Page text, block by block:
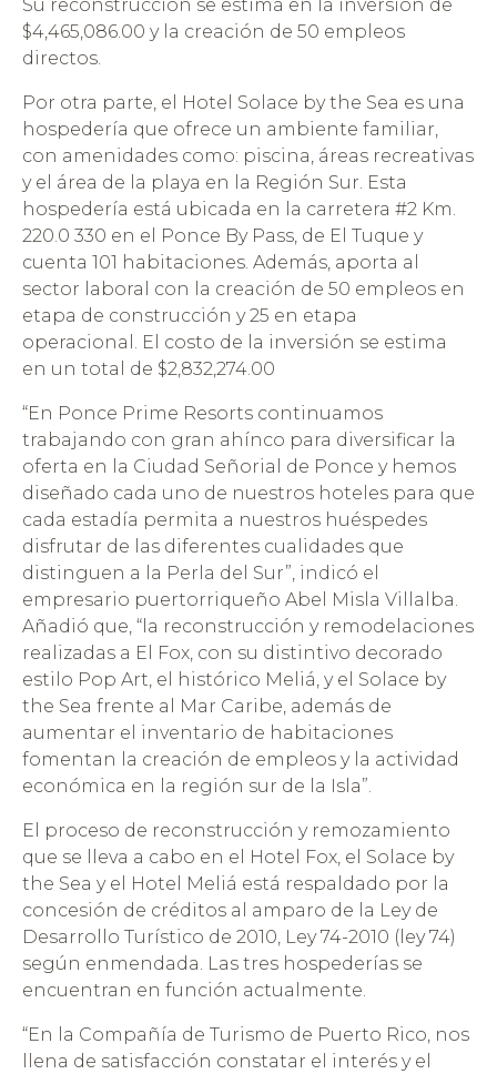
Su reconstrucción se estima en la inversión de
$4,465,086.00 y la creación de 50 empleos
directos.
Por otra parte, el Hotel Solace by the Sea es una
hospedería que ofrece un ambiente familiar,
con amenidades como: piscina, áreas recreativas
y el área de la playa en la Región Sur. Esta
hospedería está ubicada en la carretera #2 Km.
220.0 330 en el Ponce By Pass, de El Tuque y
cuenta 101 habitaciones. Además, aporta al
sector laboral con la creación de 50 empleos en
etapa de construcción y 25 en etapa
operacional. El costo de la inversión se estima
en un total de $2,832,274.00
“En Ponce Prime Resorts continuamos
trabajando con gran ahínco para diversificar la
oferta en la Ciudad Señorial de Ponce y hemos
diseñado cada uno de nuestros hoteles para que
cada estadía permita a nuestros huéspedes
disfrutar de las diferentes cualidades que
distinguen a la Perla del Sur”, indicó el
empresario puertorriqueño Abel Misla Villalba.
Añadió que, “la reconstrucción y remodelaciones
realizadas a El Fox, con su distintivo decorado
estilo Pop Art, el histórico Meliá, y el Solace by
the Sea frente al Mar Caribe, además de
aumentar el inventario de habitaciones
fomentan la creación de empleos y la actividad
económica en la región sur de la Isla”.
El proceso de reconstrucción y remozamiento
que se lleva a cabo en el Hotel Fox, el Solace by
the Sea y el Hotel Meliá está respaldado por la
concesión de créditos al amparo de la Ley de
Desarrollo Turístico de 2010, Ley 74-2010 (ley 74)
según enmendada. Las tres hospederías se
encuentran en función actualmente.
“En la Compañía de Turismo de Puerto Rico, nos
llena de satisfacción constatar el interés y el